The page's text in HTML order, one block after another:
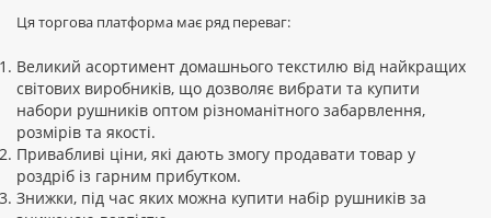
Ця торгова платформа має ряд переваг:
Великий асортимент домашнього текстилю від найкращих
світових виробників, що дозволяє вибрати та купити
набори рушників оптом різноманітного забарвлення,
розмірів та якості.
Привабливі ціни, які дають змогу продавати товар у
роздріб із гарним прибутком.
Знижки, під час яких можна купити набір рушників за